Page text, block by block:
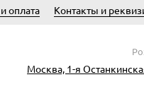
оплата Контакты и
Москва, 1-я